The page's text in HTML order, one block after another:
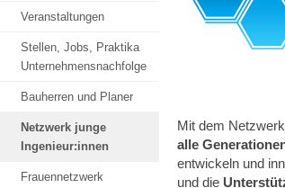
Veranstaltungen
Stellen, Jobs, Praktika
Unternehmensnachfolge
Bauherren und Planer
Netzwerk junge
Ingenieur:innen
Frauennetzwerk
Mit dem
alle
entwickeln und
und die